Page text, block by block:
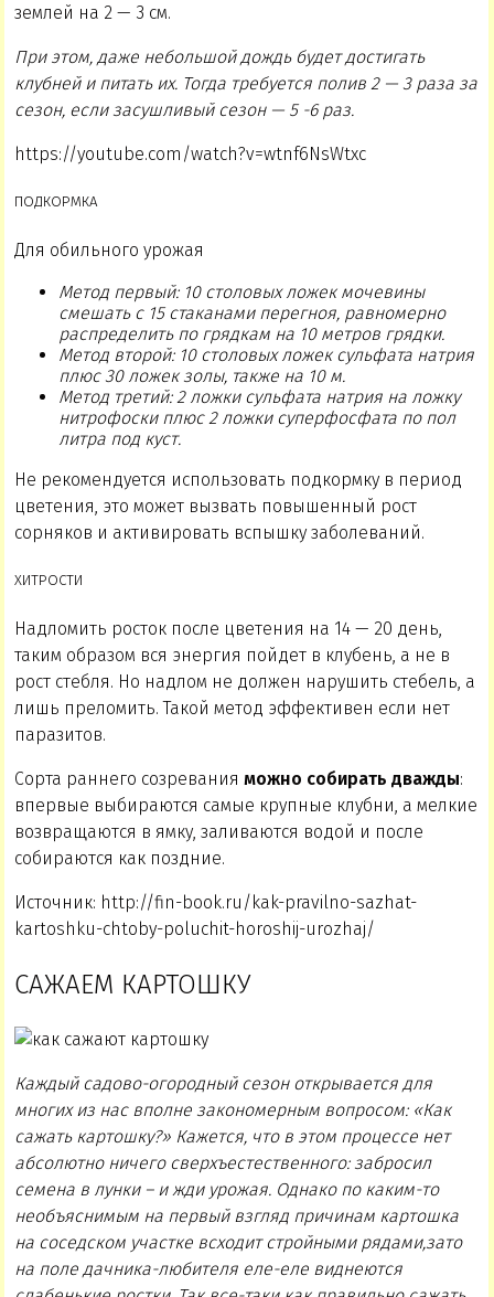
землей на 2 — 3 см.
При этом, даже небольшой дождь будет достигать
клубней и питать их. Тогда требуется полив 2 — 3 раза за
сезон, если засушливый сезон — 5 -6 раз.
https://youtube.com/watch?v=wtnf6NsWtxc
ПОДКОРМКА
Для обильного урожая
Метод первый: 10 столовых ложек мочевины
смешать с 15 стаканами перегноя, равномерно
распределить по грядкам на 10 метров грядки.
Метод второй: 10 столовых ложек сульфата натрия
плюс 30 ложек золы, также на 10 м.
Метод третий: 2 ложки сульфата натрия на ложку
нитрофоски плюс 2 ложки суперфосфата по пол
литра под куст.
Не рекомендуется использовать подкормку в период
цветения, это может вызвать повышенный рост
сорняков и активировать вспышку заболеваний.
ХИТРОСТИ
Надломить росток после цветения на 14 — 20 день,
таким образом вся энергия пойдет в клубень, а не в
рост стебля. Но надлом не должен нарушить стебель, а
лишь преломить. Такой метод эффективен если нет
паразитов.
Сорта раннего созреванияможно собирать дважды:
впервые выбираются самые крупные клубни, а мелкие
возвращаются в ямку, заливаются водой и после
собираются как поздние.
Источник: http://fin-book.ru/kak-pravilno-sazhat-
kartoshku-chtoby-poluchit-horoshij-urozhaj/
САЖАЕМ КАРТОШКУ
Каждый садово-огородный сезон открывается для
многих из нас вполне закономерным вопросом: «Как
сажать картошку?» Кажется, что в этом процессе нет
абсолютно ничего сверхъестественного: забросил
семена в лунки – и жди урожая. Однако по каким-то
необъяснимым на первый взгляд причинам картошка
на соседском участке всходит стройными рядами,зато
на поле дачника-любителя еле-еле виднеются